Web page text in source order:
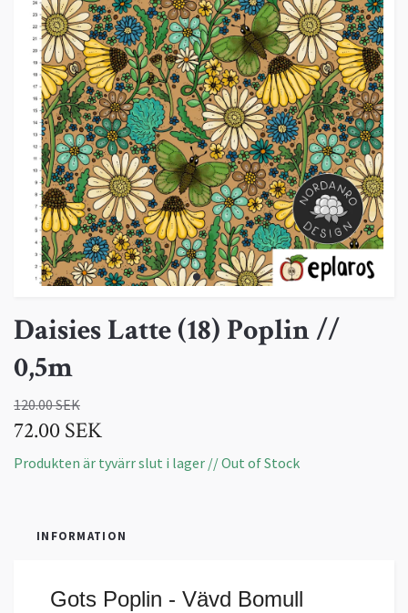
Daisies Latte (18) Poplin //
0,5m
120.00 SEK
72.00 SEK
Produkten är tyvärr slut i lager // Out of Stock
INFORMATION
Gots Poplin - Vävd Bomull